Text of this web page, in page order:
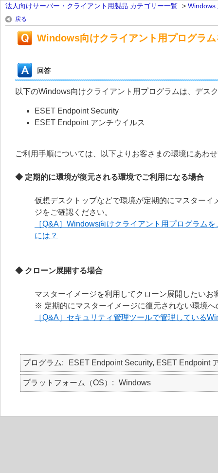
法人向けサーバー・クライアント用製品 カテゴリー一覧 > Windows
戻る
Windows向けクライアント用プログラ
回答
以下のWindows向けクライアント用プログラムは、デス
ESET Endpoint Security
ESET Endpoint アンチウイルス
ご利用手順については、以下よりお客さまの環境にあわ
◆ 定期的に環境が復元される環境でご利用になる場合
仮想デスクトップなどで環境が定期的にマスター
ジをご確認ください。
［Q&A］Windows向けクライアント用プログラム
には？
◆ クローン展開する場合
マスターイメージを利用してクローン展開したい
※ 定期的にマスターイメージに復元されない環境
［Q&A］セキュリティ管理ツールで管理している
プログラム ESET Endpoint Security, ESET Endpoint
プラットフォーム（OS） Windows